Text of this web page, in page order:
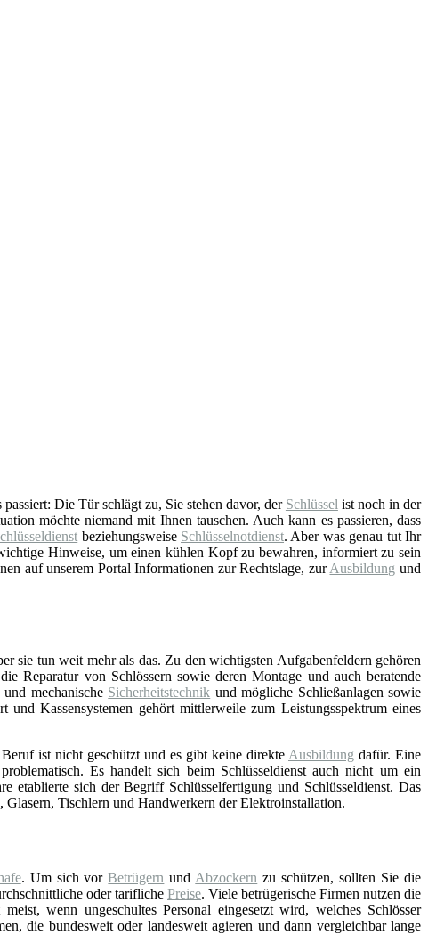
Die Tür schlägt zu, Sie stehen davor, der Schlüssel ist noch in der
möchte niemand mit Ihnen tauschen. Auch kann es passieren, dass
beziehungsweise Schlüsselnotdienst. Aber was genau tut Ihr
Hinweise, um einen kühlen Kopf zu bewahren, informiert zu sein
auf unserem Portal Informationen zur Rechtslage, zurAusbildung und
sie tun weit mehr als das. Zu den wichtigsten Aufgabenfeldern gehören
Reparatur von Schlössern sowie deren Montage und auch beratende
mechanische Sicherheitstechnik und mögliche Schließanlagen sowie
Kassensystemen gehört mittlerweile zum Leistungsspektrum eines
ist nicht geschützt und es gibt keine direkte Ausbildung dafür. Eine
Es handelt sich beim Schlüsseldienst auch nicht um ein
etablierte sich der Begriff Schlüsselfertigung und Schlüsseldienst. Das
Tischlern und Handwerkern der Elektroinstallation.
. Um sich vorBetrügern undAbzockern zu schützen, sollten Sie die
oder tarifliche Preise. Viele betrügerische Firmen nutzen die
meist, wenn ungeschultes Personal eingesetzt wird, welches Schlösser
die bundesweit oder landesweit agieren und dann vergleichbar lange